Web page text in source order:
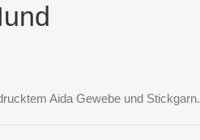
Aida Gewebe und Stickgarn.